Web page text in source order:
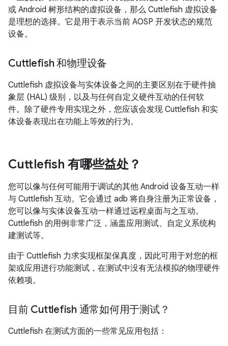
或 Android 树形结构的虚拟设备，那么 Cuttlefish 虚拟设备
是理想的选择。它是用于表示当前 AOSP 开发状态的规范
设备。
Cuttlefish 和物理设备
Cuttlefish 虚拟设备与实体设备之间的主要区别在于硬件抽
象层 (HAL) 级别，以及与任何自定义硬件互动的任何软
件。除了硬件专用实现之外，您应该会发现 Cuttlefish 和实
体设备表现出在功能上等效的行为。
Cuttlefish 有哪些益处？
您可以像与任何可能用于调试的其他 Android 设备互动一样
与 Cuttlefish 互动。它会通过 adb 将自身注册为正常设备，
您可以像与实体设备互动一样通过远程桌面与之互动。
Cuttlefish 的用例非常广泛，涵盖应用测试、自定义系统构
建测试等。
由于 Cuttlefish 力求实现框架保真度，因此可用于对您的框
架或应用进行功能测试，在测试中没有无法模拟的物理硬件
依赖项。
目前 Cuttlefish 通常如何用于测试？
Cuttlefish 在测试方面的一些常见应用包括：